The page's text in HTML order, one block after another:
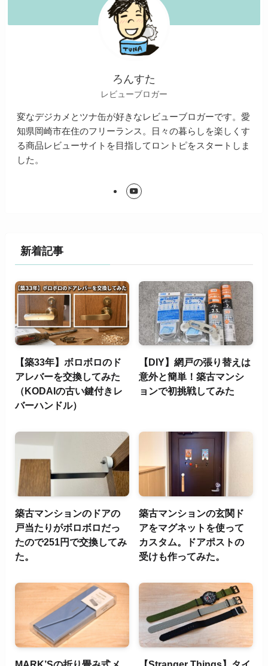
ろんすた
レビューブロガー
変なデジカメとツナ缶が好きなレビューブロガーです。愛
知県岡崎市在住のフリーランス。日々の暮らしを楽しくす
る商品レビューサイトを目指してロントピをスタートしま
した。
新着記事
【築33年】ボロボロのド
アレバーを交換してみた
（KODAIの古い鍵付きレ
バーハンドル）
【DIY】網戸の張り替えは
意外と簡単！築古マンシ
ョンで初挑戦してみた
築古マンションのドアの
戸当たりがボロボロだっ
たので251円で交換してみ
た。
築古マンションの玄関ド
アをマグネットを使って
カスタム。ドアポストの
受けも作ってみた。